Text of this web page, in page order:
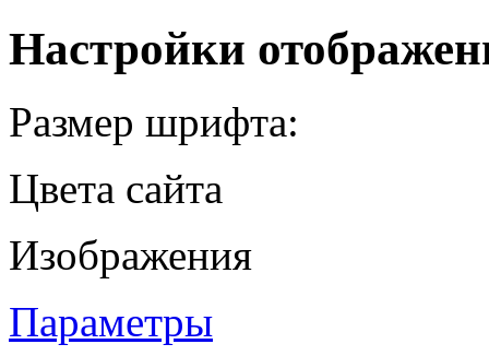
Настройки
Размер шрифта:
Цвета сайта
Изображения
Параметры